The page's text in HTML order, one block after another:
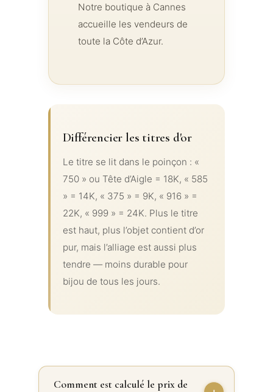
Notre boutique à Cannes
accueille les vendeurs de
toute la Côte d’Azur.
Différencier les titres d'or
Le titre se lit dans le poinçon : «
750 » ou Tête d’Aigle = 18K, « 585
» = 14K, « 375 » = 9K, « 916 » =
22K, « 999 » = 24K. Plus le titre
est haut, plus l’objet contient d’or
pur, mais l’alliage est aussi plus
tendre — moins durable pour
bijou de tous les jours.
Comment est calculé le prix de